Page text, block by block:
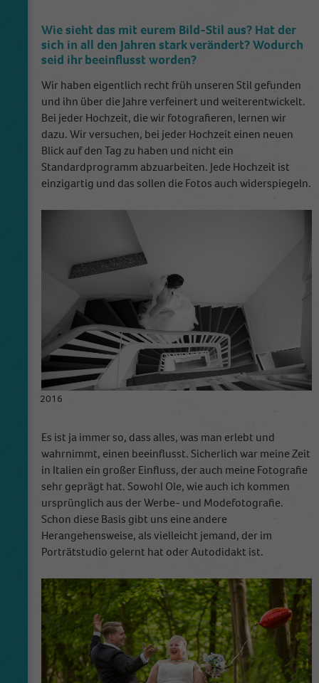
Wie sieht das mit eurem Bild-Stil aus? Hat der
sich in all den Jahren stark verändert? Wodurch
seid ihr beeinflusst worden?
Wir haben eigentlich recht früh unseren Stil gefunden
und ihn über die Jahre verfeinert und weiterentwickelt.
Bei jeder Hochzeit, die wir fotografieren, lernen wir
dazu. Wir versuchen, bei jeder Hochzeit einen neuen
Blick auf den Tag zu haben und nicht ein
Standardprogramm abzuarbeiten. Jede Hochzeit ist
einzigartig und das sollen die Fotos auch widerspiegeln.
2016
Es ist ja immer so, dass alles, was man erlebt und
wahrnimmt, einen beeinflusst. Sicherlich war meine Zeit
in Italien ein großer Einfluss, der auch meine Fotografie
sehr geprägt hat. Sowohl Ole, wie auch ich kommen
ursprünglich aus der Werbe- und Modefotografie.
Schon diese Basis gibt uns eine andere
Herangehensweise, als vielleicht jemand, der im
Porträtstudio gelernt hat oder Autodidakt ist.
Anbieter Google Tagmanager
Zweck
This cookie is installed by Google Analytics.
The cookie is used to store information of
how visitors use a website and helps in
creating an analytics report of how the
wbsite is doing. The data collected including
the number visitors, the source where they